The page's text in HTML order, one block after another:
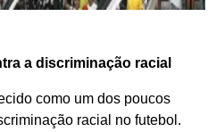
a discriminação racial
como um dos poucos
racial no futebol.